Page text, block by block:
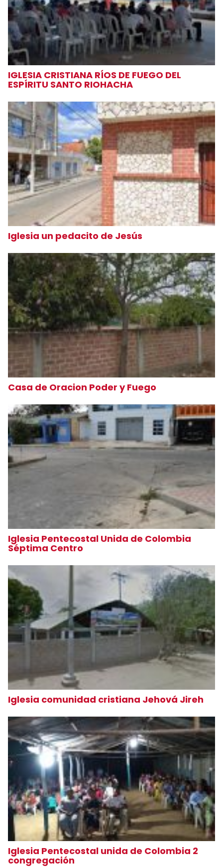
IGLESIA CRISTIANA RÍOS DE FUEGO DEL
ESPÍRITU SANTO RIOHACHA
Iglesia un pedacito de Jesús
Casa de Oracion Poder y Fuego
Iglesia Pentecostal Unida de Colombia
Séptima Centro
Iglesia comunidad cristiana Jehová Jireh
Iglesia Pentecostal unida de Colombia 2
congregación